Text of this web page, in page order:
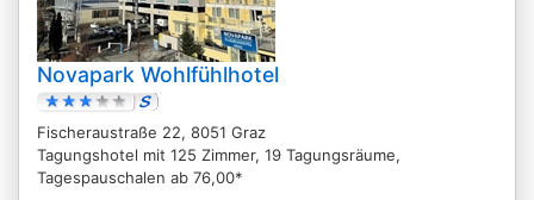
Novapark Wohlfühlhotel
Fischeraustraße 22, 8051 Graz
Tagungshotel mit 125 Zimmer, 19 Tagungsräume,
Tagespauschalen ab 76,00*